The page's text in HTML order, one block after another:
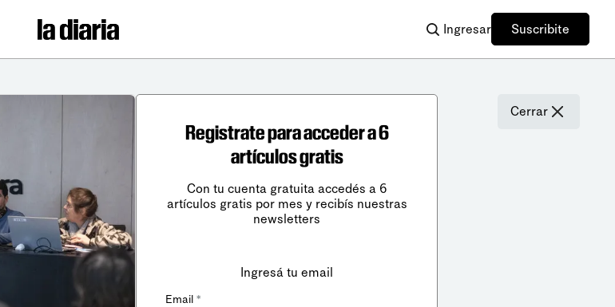
Ingresar Suscribite
Cerrar
Registrate para acceder a 6
artículos gratis
Con tu cuenta gratuita accedés a 6
artículos gratis por mes y recibís nuestras
newsletters
Ingresá tu email
Email *